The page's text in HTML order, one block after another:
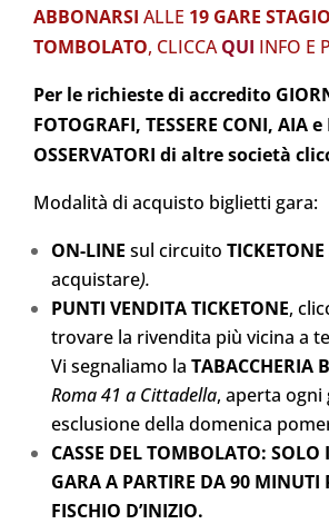
ABBONARSI ALLE 19 GARE
TOMBOLATO, CLICCA QUI INFO E
Per le richieste di accredito
FOTOGRAFI, TESSERE CONI, AIA
OSSERVATORI di altre società
Modalità di acquisto biglietti gara:
ON-LINE sul circuito TICKETONE
acquistare).
PUNTI VENDITA TICKETONE,
trovare la rivendita più vicina a
Vi segnaliamo la TABACCHERIA
Roma 41 a Cittadella, aperta ogni
esclusione della domenica
CASSE DEL TOMBOLATO:
GARA A PARTIRE DA 90 MINUTI
FISCHIO D’INIZIO.